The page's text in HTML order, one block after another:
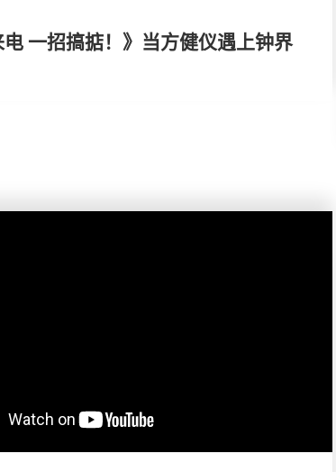
电 一招搞掂！》当方健仪遇上钟界